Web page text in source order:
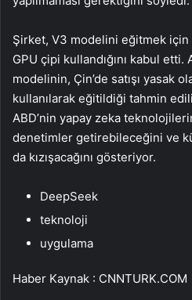
Şirket, V3 modelini eğitmek
GPU çipi kullandığını kabul etti.
modelinin, Çin’de satışı yasak
kullanılarak eğitildiği tahmin
ABD’nin yapay zeka
denetimler getirebileceğini ve
da kızışacağını gösteriyor.
DeepSeek
teknoloji
uygulama
Haber Kaynak : CNNTURK.COM